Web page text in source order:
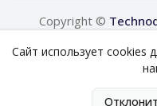
Copyright ©
Сайт использует cookies